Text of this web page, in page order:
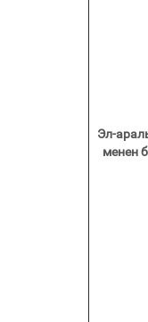
Эл-
менен